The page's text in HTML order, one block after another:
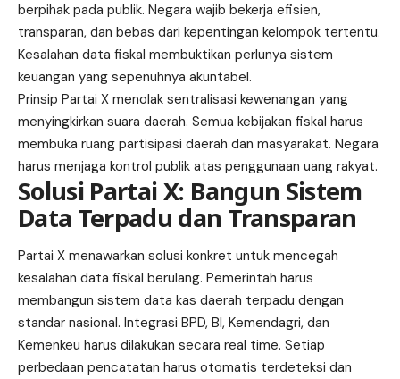
berpihak pada publik. Negara wajib bekerja efisien,
transparan, dan bebas dari kepentingan kelompok tertentu.
Kesalahan data fiskal membuktikan perlunya sistem
keuangan yang sepenuhnya akuntabel.
Prinsip Partai X menolak sentralisasi kewenangan yang
menyingkirkan suara daerah. Semua kebijakan fiskal harus
membuka ruang partisipasi daerah dan masyarakat. Negara
harus menjaga kontrol publik atas penggunaan uang rakyat.
Solusi Partai X: Bangun Sistem
Data Terpadu dan Transparan
Partai X menawarkan solusi konkret untuk mencegah
kesalahan data fiskal berulang. Pemerintah harus
membangun sistem data kas daerah terpadu dengan
standar nasional. Integrasi BPD, BI, Kemendagri, dan
Kemenkeu harus dilakukan secara real time. Setiap
perbedaan pencatatan harus otomatis terdeteksi dan